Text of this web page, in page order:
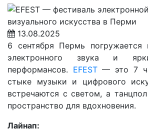
13.08.2025
6 сентября Пермь
электронного звука и
перформансов. EFEST— это 7
стыке музыки и цифрового
встречаются с светом, а
пространство для вдохновения.
Лайнап: